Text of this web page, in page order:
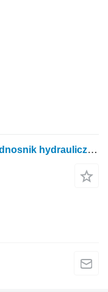
Другая запчасть гидравлики Podnosnik hydrauliczny 0.010.2907.0 для трактора колесного Deutz-Fahr